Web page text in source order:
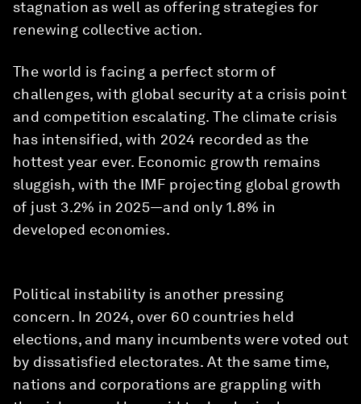
stagnation as well as offering strategies for
renewing collective action.
The world is facing a perfect storm of
challenges, with global security at a crisis point
and competition escalating. The climate crisis
has intensified, with 2024 recorded as the
hottest year ever. Economic growth remains
sluggish, with the IMF projecting global growth
of just 3.2% in 2025—and only 1.8% in
developed economies.
Political instability is another pressing
concern. In 2024, over 60 countries held
elections, and many incumbents were voted out
by dissatisfied electorates. At the same time,
nations and corporations are grappling with